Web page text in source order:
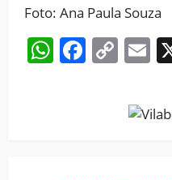
Foto: Ana Paula Souza